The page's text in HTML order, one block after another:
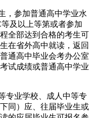
，参加普通高中学业水
及以上等第或者参加
全部达到合格的考生可
在省外高中就读，返回
通高中毕业会考办公室
试成绩或普通高中学业
专业学校、成人中等专
同）应、往届毕业生或